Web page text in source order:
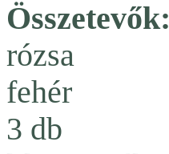
Összetevők:
rózsa
fehér
3 db